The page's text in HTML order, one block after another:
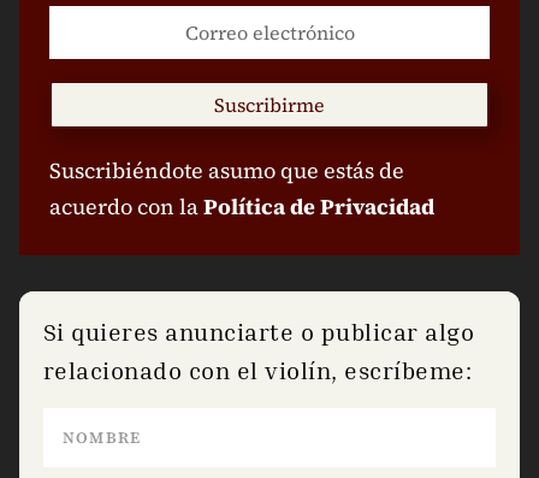
Suscribirme
Suscribiéndote asumo que estás de
acuerdo con laPolítica de Privacidad
Si quieres anunciarte o publicar algo
relacionado con el violín, escríbeme: